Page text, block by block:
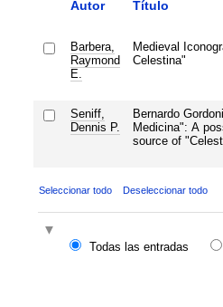
Autor Título
Barbera,
Raymond
E.
Medieval
Celestina"
Seniff,
Dennis P.
Bernardo
Medicina": A
source of
Seleccionar todo Deseleccionar todo
Todas las entradas